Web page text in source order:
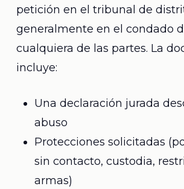
petición en el tribunal de
generalmente en el condado
cualquiera de las partes. La
incluye:
Una declaración jurada
abuso
Protecciones solicitadas
sin contacto, custodia,
armas)